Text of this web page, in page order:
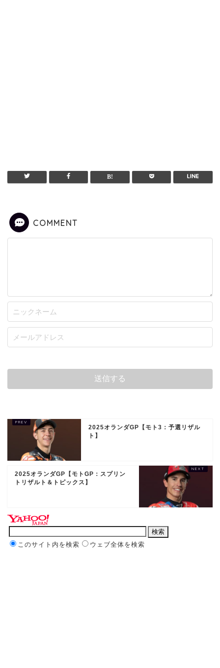
COMMENT
2025オランダGP【モト3：予選リザル
ト】
2025オランダGP【モトGP：スプリン
トリザルト＆トピックス】
このサイト内を検索 ウェブ全体を検索